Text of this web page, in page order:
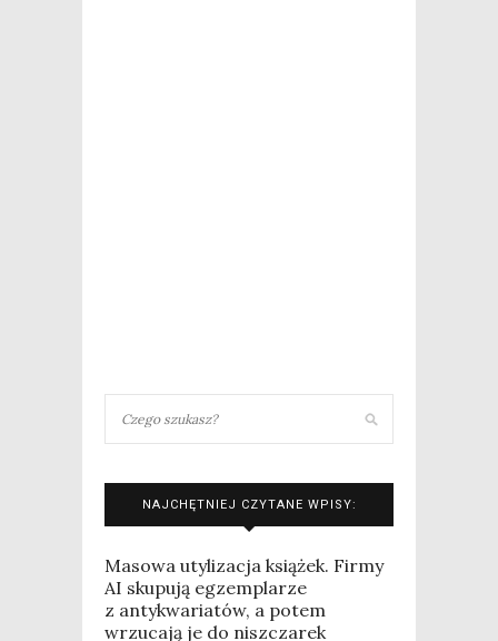
NAJCHĘTNIEJ CZYTANE WPISY:
Masowa utylizacja książek. Firmy
AI skupują egzemplarze
z antykwariatów, a potem
wrzucają je do niszczarek